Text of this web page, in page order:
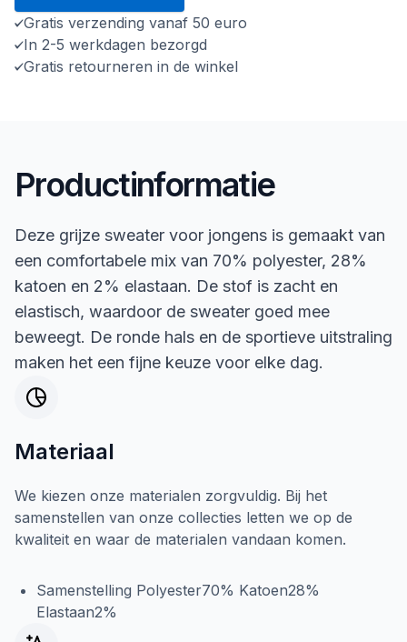
Gratis verzending vanaf 50 euro
In 2-5 werkdagen bezorgd
Gratis retourneren in de winkel
Productinformatie
Deze grijze sweater voor jongens is gemaakt van
een comfortabele mix van 70% polyester, 28%
katoen en 2% elastaan. De stof is zacht en
elastisch, waardoor de sweater goed mee
beweegt. De ronde hals en de sportieve uitstraling
maken het een fijne keuze voor elke dag.
Materiaal
We kiezen onze materialen zorgvuldig. Bij het
samenstellen van onze collecties letten we op de
kwaliteit en waar de materialen vandaan komen.
Samenstelling Polyester70% Katoen28%
Elastaan2%